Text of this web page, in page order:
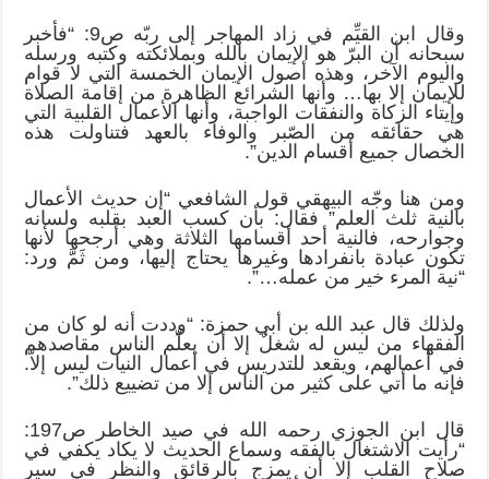
وقال ابن القيِّم في زاد المهاجر إلى ربّه ص9: “فأخبر
سبحانه أن البرّ هو الإيمان بالله وبملائكته وكتبه ورسله
واليوم الآخر، وهذه أصول الإيمان الخمسة التي لا قوام
للإيمان إلا بها… وأنها الشرائع الظاهرة من إقامة الصلاة
وإيتاء الزكاة والنفقات الواجبة، وأنها الأعمال القلبية التي
هي حقائقه من الصّبر والوفاء بالعهد فتناولت هذه
الخصال جميع أقسام الدين”.
ومن هنا وجّه البيهقي قول الشافعي “إن حديث الأعمال
بالنية ثلث العلم” فقال: بأن كسب العبد بقلبه ولسانه
وجوارحه، فالنية أحد أقسامها الثلاثة وهي أرجحها لأنها
تكون عبادة بانفرادها وغيرها يحتاج إليها، ومن ثَمَّ ورد:
“نية المرء خير من عمله…”.
ولذلك قال عبد الله بن أبي حمزة: “وددت أنه لو كان من
الفقهاء من ليس له شغلٌ إلا أن يعلّم الناس مقاصدهم
في أعمالهم، ويقعد للتدريس في أعمال النيات ليس إلاّ.
فإنه ما أتي على كثير من الناس إلا من تضييع ذلك”.
قال ابن الجوزي رحمه الله في صيد الخاطر ص197:
“رأيت الاشتغال بالفقه وسماع الحديث لا يكاد يكفي في
صلاح القلب إلا أن يمزج بالرقائق والنظر في سير